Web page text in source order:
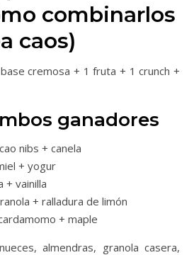
combinarlos
caos)
cremosa + 1 fruta + 1 crunch +
ganadores
nibs + canela
+ yogur
+ vainilla
+ ralladura de limón
+ maple
nueces, almendras, granola casera,